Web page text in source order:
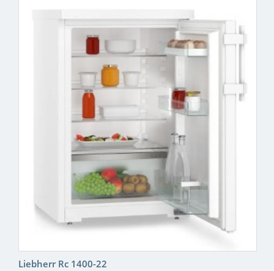
Liebherr Rc 1400-22